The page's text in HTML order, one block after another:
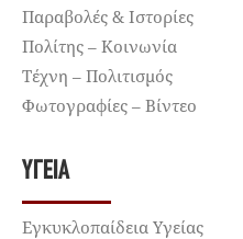
Παραβολές & Ιστορίες
Πολίτης – Κοινωνία
Τέχνη – Πολιτισμός
Φωτογραφίες – Βίντεο
ΥΓΕΊΑ
Εγκυκλοπαίδεια Υγείας